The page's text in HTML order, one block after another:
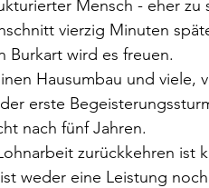
Mensch - eher zu
vierzig Minuten
Burkart wird es freuen.
Hausumbau und viele,
erste
nach fünf Jahren.
zurückkehren ist
weder eine Leistung